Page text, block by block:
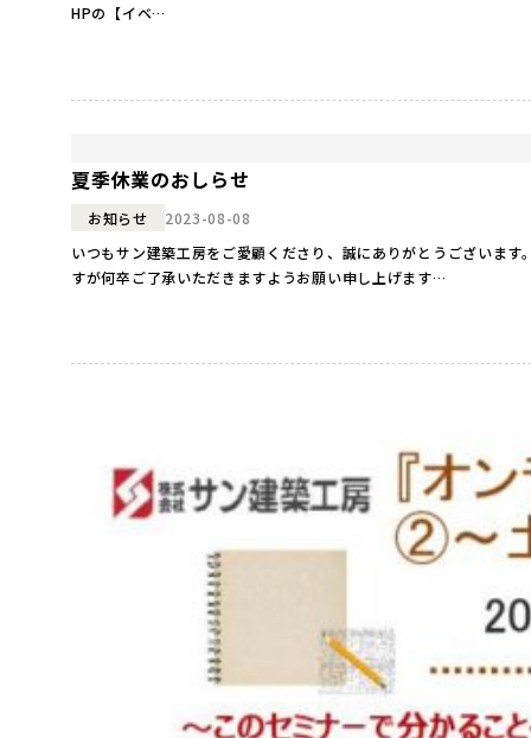
HPの【イベ…
夏季休業のおしらせ
お知らせ
2023-08-08
いつもサン建築工房をご愛顧くださり、誠にありがとうございま
すが何卒ご了承いただきますようお願い申し上げます…